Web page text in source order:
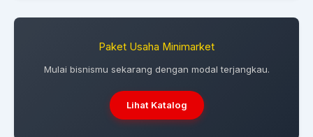
Paket Usaha Minimarket
Mulai bisnismu sekarang dengan modal terjangkau.
Lihat Katalog